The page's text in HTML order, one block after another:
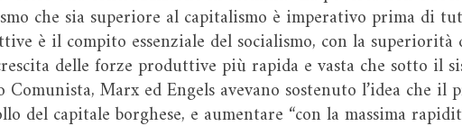
che sia superiore al capitalismo è imperativo prima di
è il compito essenziale del socialismo, con la
delle forze produttive più rapida e vasta che sotto il
Marx ed Engels avevano sostenuto l’idea che il
del capitale borghese, e aumentare “con la massima